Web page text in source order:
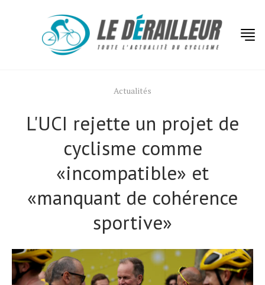
Actualités
L'UCI rejette un projet de
cyclisme comme
«incompatible» et
«manquant de cohérence
sportive»